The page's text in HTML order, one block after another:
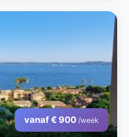
vanaf € 900 /week